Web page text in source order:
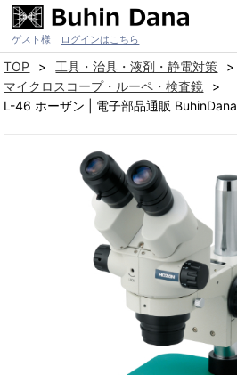
ゲスト様 ログインはこちら
TOP
工具・治具・液剤・静電対策
マイクロスコープ・ルーペ・検査鏡
L-46 ホーザン | 電子部品通販 BuhinDana